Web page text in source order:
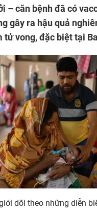
– căn bệnh đã có
gây ra hậu quả
tử vong, đặc biệt tại
dõi theo những diễn